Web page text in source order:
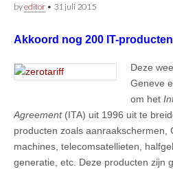
byeditor • 31 juli 2015
Akkoord nog 200 IT-
Deze
Geneve
om het
Agreement(ITA) uit 1996 uit te
producten zoals aanraakschermen,
machines, telecomsatellieten,
generatie, etc. Deze producten zijn